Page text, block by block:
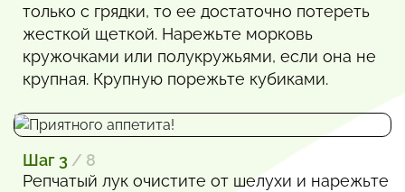
только с грядки, то ее достаточно потереть
жесткой щеткой. Нарежьте морковь
кружочками или полукружьями, если она не
крупная. Крупную порежьте кубиками.
Шаг 3 / 8
Репчатый лук очистите от шелухи и нарежьте